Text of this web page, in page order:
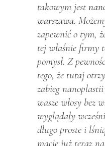
takowym jest
warszawa.
zapewnić o tym,
tej właśnie firmy
pomysł. Z
tego, że tutaj
zabieg
wasze włosy bez
wyglądały
długo proste i
macie już teraz